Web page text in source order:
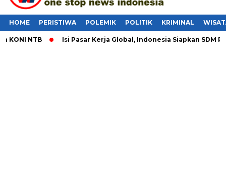
HOME PERISTIWA POLEMIK POLITIK KRIMINAL
NTB ​Isi Pasar Kerja Global, Indonesia Siapkan SDM